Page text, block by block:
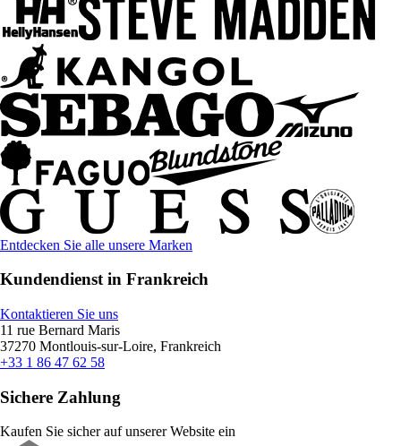
Entdecken Sie alle unsere Marken
Kundendienst in Frankreich
Kontaktieren Sie uns
11 rue Bernard Maris
37270 Montlouis-sur-Loire, Frankreich
+33 1 86 47 62 58
Sichere Zahlung
Kaufen Sie sicher auf unserer Website ein